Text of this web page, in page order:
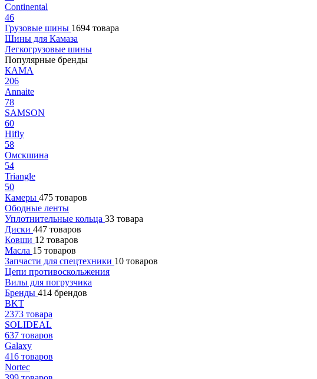
Continental
46
Грузовые шины 1694 товара
Шины для Камаза
Легкогрузовые шины
Популярные бренды
КАМА
206
Annaite
78
SAMSON
60
Hifly
58
Омскшина
54
Triangle
50
Камеры 475 товаров
Ободные ленты
Уплотнительные кольца 33 товара
Диски 447 товаров
Ковши 12 товаров
Масла 15 товаров
Запчасти для спецтехники 10 товаров
Цепи противоскольжения
Вилы для погрузчика
Бренды 414 брендов
BKT
2373 товара
SOLIDEAL
637 товаров
Galaxy
416 товаров
Nortec